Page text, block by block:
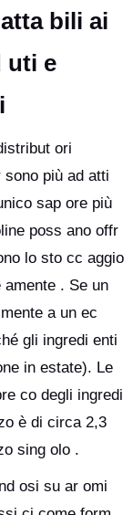
bili ai
uti e
ori
più ad atti
sap ore più
poss ano offr
lo sto cc aggio
. Se un
a un ec
gli ingredi enti
in estate). Le
co degli ingredi
è di circa 2,3
sing olo .
osi su ar omi